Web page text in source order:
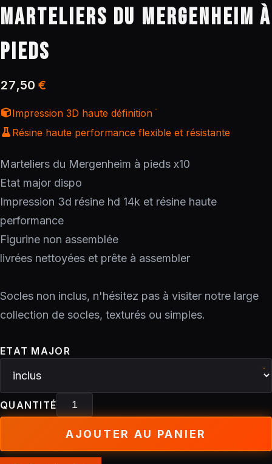
MARTELIERS DU MERGENHEIM À
PIEDS
27,50 €
Impression 3D haute définition
Résine haute performance flexible et résistante
Marteliers du Mergenheim à pieds x10
Etat major dispo
Impression 3d résine hd 14k et résine haute
performance
Figurine non assemblée
livrées nettoyées et prête à assembler
Socles non inclus, n'hésitez pas à visiter notre large
collection de socles, texturés ou simples.
ETAT MAJOR
QUANTITÉ
AJOUTER AU PANIER